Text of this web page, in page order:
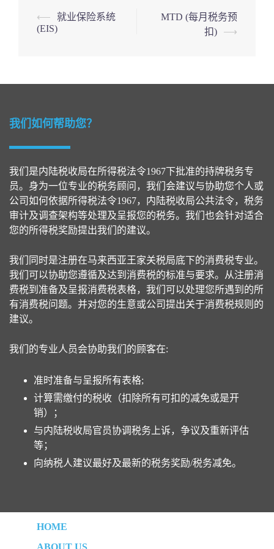
Post
navigation
⟵
就业保险系统
(EIS)
MTD (每月税务预
扣)
⟶
我们如何帮助您？
我们是内陆税收局在所得税法令1967下批准的持牌税务专
员。身为一位专业的税务顾问，我们会建议与协助您个人或
公司如何依据所得税法令1967，内陆税收局公共法令，税务
审计及调查架构等处理及呈报您的税务。我们也会针对适合
您的所得税奖励提出我们的建议。
我们同时是注册在马来西亚王家关税局底下的消费税专业。
我们可以协助您遵循及达到消费税的标准与要求。从注册消
费税到准备及呈报消费税表格，我们可以处理您所遇到的所
有消费税问题。并对您的生意或公司提出关于消费税规则的
建议。
我们的专业人员会协助我们的顾客在:
准时准备与呈报所有表格;
计算需缴付的税收（扣除所有可扣的减免或是开
销）；
与内陆税收局官员协调税务上诉，争议及重新评估
等；
向纳税人建议最好及最新的税务奖励/税务减免。
HOME
ABOUT US